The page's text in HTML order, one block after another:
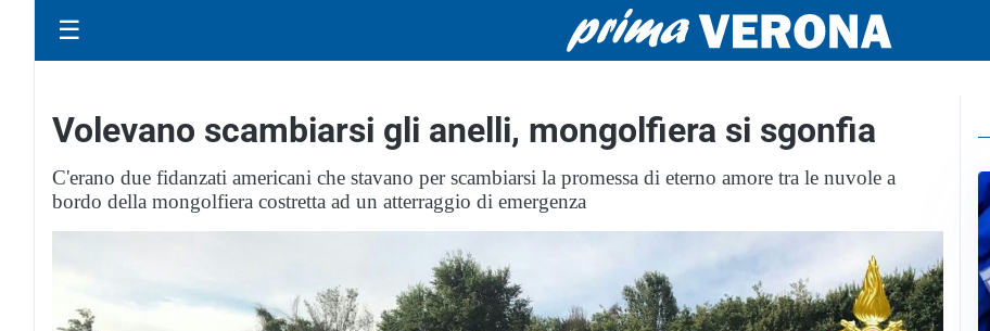
☰
Volevano scambiarsi gli anelli, mongolfiera si sgonfia
C'erano due fidanzati americani che stavano per scambiarsi la promessa di eterno amore tra le nuvole a
bordo della mongolfiera costretta ad un atterraggio di emergenza